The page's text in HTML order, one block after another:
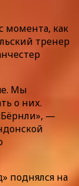
момента, как
тренер
Мы
о них.
—
поднялся на